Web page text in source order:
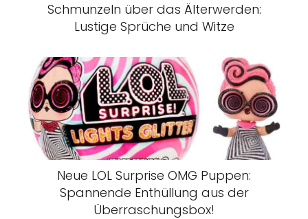
Schmunzeln über das Älterwerden:
Lustige Sprüche und Witze
Neue LOL Surprise OMG Puppen:
Spannende Enthüllung aus der
Überraschungsbox!